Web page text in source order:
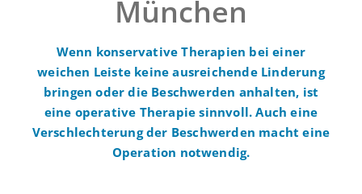
München
Wenn konservative Therapien bei einer
weichen Leiste keine ausreichende Linderung
bringen oder die Beschwerden anhalten, ist
eine operative Therapie sinnvoll. Auch eine
Verschlechterung der Beschwerden macht eine
Operation notwendig.